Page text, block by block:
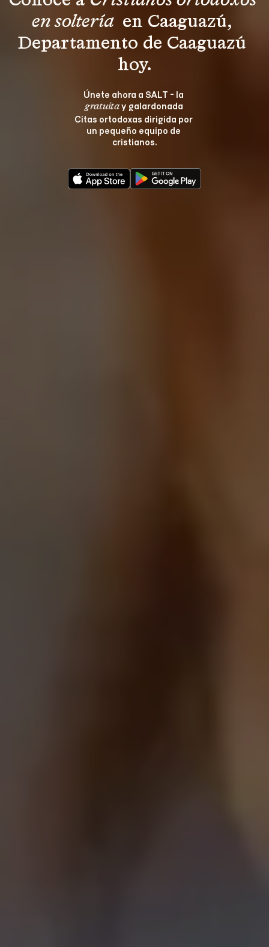
en soltería en Caaguazú,
Departamento de Caaguazú
hoy.
Únete ahora a SALT - la
gratuita y galardonada
Citas ortodoxas dirigida por
un pequeño equipo de
cristianos.